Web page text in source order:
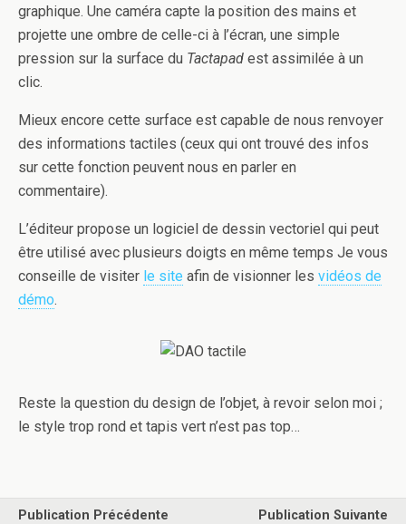
graphique. Une caméra capte la position des mains et
projette une ombre de celle-ci à l’écran, une simple
pression sur la surface du Tactapad est assimilée à un
clic.
Mieux encore cette surface est capable de nous renvoyer
des informations tactiles (ceux qui ont trouvé des infos
sur cette fonction peuvent nous en parler en
commentaire).
L’éditeur propose un logiciel de dessin vectoriel qui peut
être utilisé avec plusieurs doigts en même temps Je vous
conseille de visiter le site afin de visionner les vidéos de
démo.
Reste la question du design de l’objet, à revoir selon moi ;
le style trop rond et tapis vert n’est pas top…
Publication Précédente
Publication Suivante